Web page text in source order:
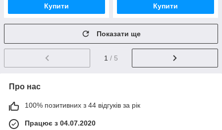
Купити Купити
Показати ще
1 / 5
Про нас
100% позитивних з 44 відгуків за рік
Працює з 04.07.2020